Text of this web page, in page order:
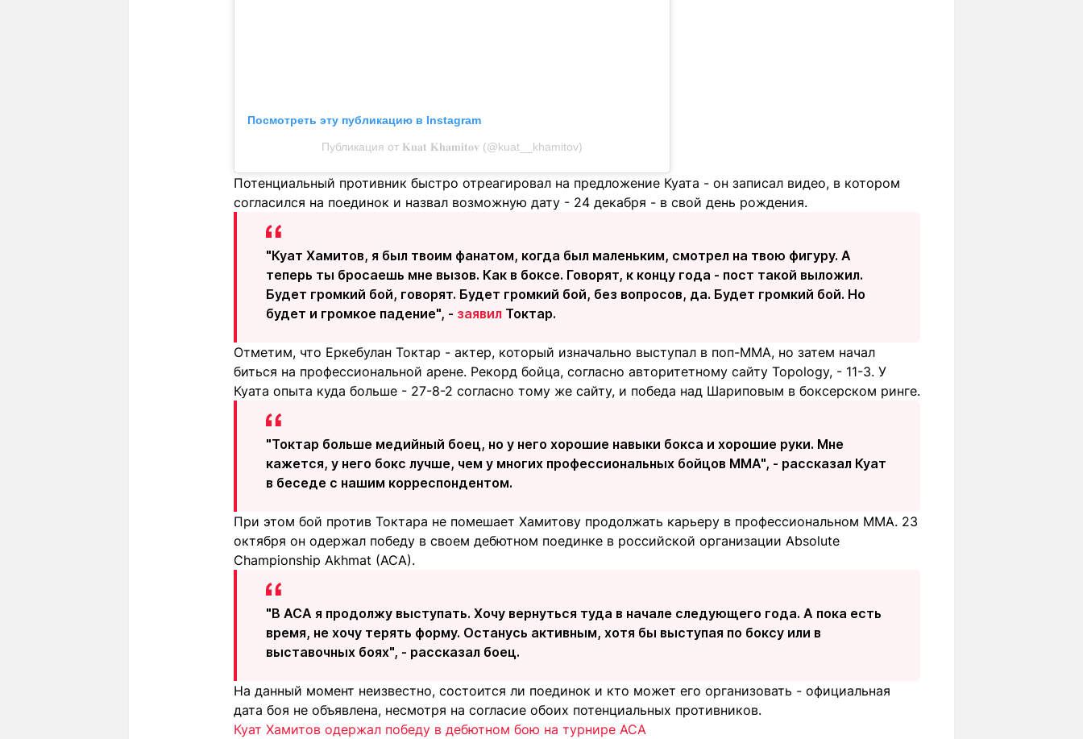
Посмотреть эту публикацию в Instagram
Публикация от 𝐊𝐮𝐚𝐭 𝐊𝐡𝐚𝐦𝐢𝐭𝐨𝐯 (@kuat__khamitov)
Потенциальный противник быстро отреагировал на предложение Куата - он записал видео, в котором
согласился на поединок и назвал возможную дату - 24 декабря - в свой день рождения.
"Куат Хамитов, я был твоим фанатом, когда был маленьким, смотрел на твою фигуру. А
теперь ты бросаешь мне вызов. Как в боксе. Говорят, к концу года - пост такой выложил.
Будет громкий бой, говорят. Будет громкий бой, без вопросов, да. Будет громкий бой. Но
будет и громкое падение", - заявил Токтар.
Отметим, что Еркебулан Токтар - актер, который изначально выступал в поп-MMA, но затем начал
биться на профессиональной арене. Рекорд бойца, согласно авторитетному сайту Topology, - 11-3. У
Куата опыта куда больше - 27-8-2 согласно тому же сайту, и победа над Шариповым в боксерском ринге.
"Токтар больше медийный боец, но у него хорошие навыки бокса и хорошие руки. Мне
кажется, у него бокс лучше, чем у многих профессиональных бойцов ММА", - рассказал Куат
в беседе с нашим корреспондентом.
При этом бой против Токтара не помешает Хамитову продолжать карьеру в профессиональном MMA. 23
октября он одержал победу в своем дебютном поединке в российской организации Absolute
Championship Akhmat (ACA).
"В АСА я продолжу выступать. Хочу вернуться туда в начале следующего года. А пока есть
время, не хочу терять форму. Останусь активным, хотя бы выступая по боксу или в
выставочных боях", - рассказал боец.
На данный момент неизвестно, состоится ли поединок и кто может его организовать - официальная
дата боя не объявлена, несмотря на согласие обоих потенциальных противников.
Куат Хамитов одержал победу в дебютном бою на турнире ACA